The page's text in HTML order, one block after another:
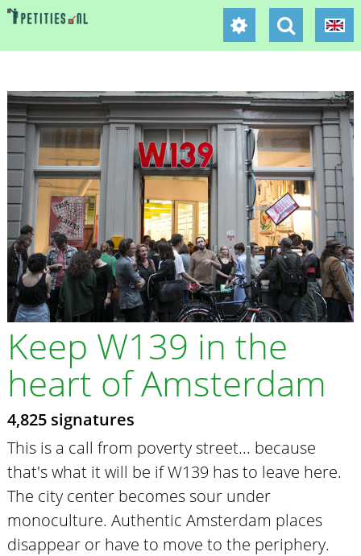
Keep W139 in the
heart of Amsterdam
4,825 signatures
This is a call from poverty street... because
that's what it will be if W139 has to leave here.
The city center becomes sour under
monoculture. Authentic Amsterdam places
disappear or have to move to the periphery.